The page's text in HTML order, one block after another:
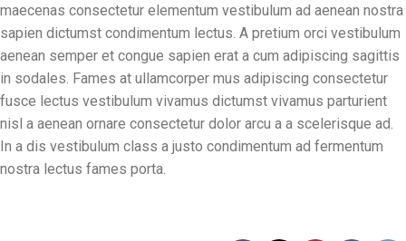
maecenas consectetur elementum vestibulum ad aenean nostra
sapien dictumst condimentum lectus. A pretium orci vestibulum
aenean semper et congue sapien erat a cum adipiscing sagittis
in sodales. Fames at ullamcorper mus adipiscing consectetur
fusce lectus vestibulum vivamus dictumst vivamus parturient
nisl a aenean ornare consectetur dolor arcu a a scelerisque ad.
In a dis vestibulum class a justo condimentum ad fermentum
nostra lectus fames porta.